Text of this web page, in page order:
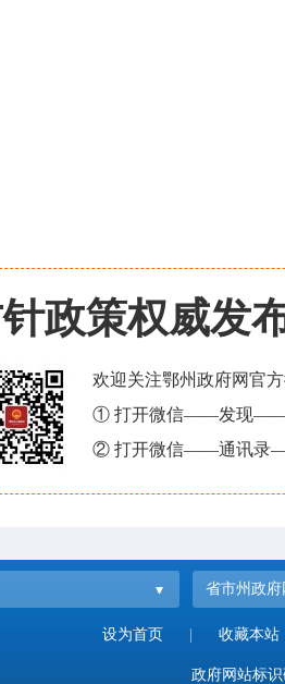
政策权威发
欢迎关注鄂州政府网官
① 打开微信——发现——
② 打开微信——通讯录
省市州政府
设为首页 收藏本站
政府网站标